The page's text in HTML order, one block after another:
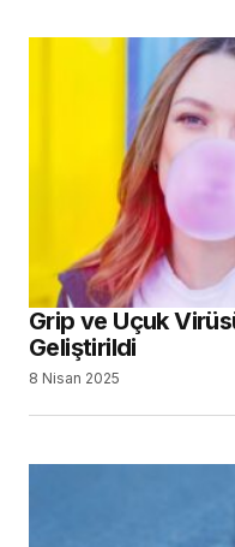
Grip ve Uçuk
Geliştirildi
8 Nisan 2025